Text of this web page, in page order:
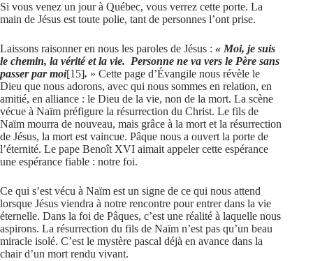
Si vous venez un jour à Québec, vous verrez cette porte. La
main de Jésus est toute polie, tant de personnes l’ont prise.
Laissons raisonner en nous les paroles de Jésus : « Moi, je suis
le chemin, la vérité et la vie. Personne ne va vers le Père sans
passer par moi[15]. » Cette page d’Évangile nous révèle le
Dieu que nous adorons, avec qui nous sommes en relation, en
amitié, en alliance : le Dieu de la vie, non de la mort. La scène
vécue à Naïm préfigure la résurrection du Christ. Le fils de
Naïm mourra de nouveau, mais grâce à la mort et la résurrection
de Jésus, la mort est vaincue. Pâque nous a ouvert la porte de
l’éternité. Le pape Benoît XVI aimait appeler cette espérance
une espérance fiable : notre foi.
Ce qui s’est vécu à Naïm est un signe de ce qui nous attend
lorsque Jésus viendra à notre rencontre pour entrer dans la vie
éternelle. Dans la foi de Pâques, c’est une réalité à laquelle nous
aspirons. La résurrection du fils de Naïm n’est pas qu’un beau
miracle isolé. C’est le mystère pascal déjà en avance dans la
chair d’un mort rendu vivant.